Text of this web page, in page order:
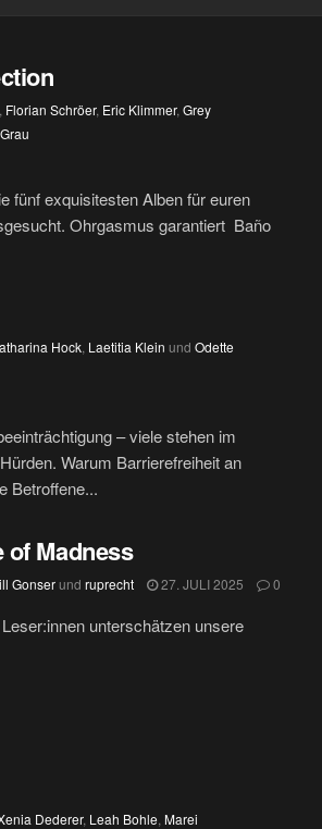
, Florian Schröer, Eric Klimmer, Grey
fünf exquisitesten Alben für euren
Ohrgasmus garantiert Baño
Hock, Laetitia Klein und Odette
– viele stehen im
Warum Barrierefreiheit an
Betroffene...
Madness
Gonserund ruprecht 27. JULI 2025 0
unterschätzen unsere
Dederer, Leah Bohle, Marei